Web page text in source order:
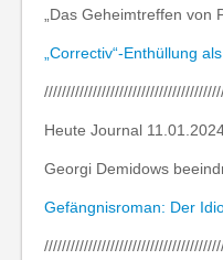
„Das Geheimtreffen von
„Correctiv“-Enthüllung
Heute Journal
Georgi Demidows
Gefängnisroman: Der